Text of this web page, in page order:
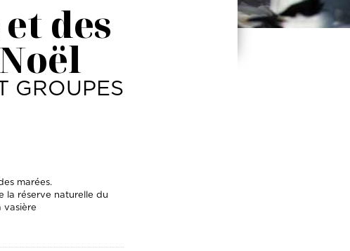
des
GROUPES
marées.
la réserve naturelle du
vasière